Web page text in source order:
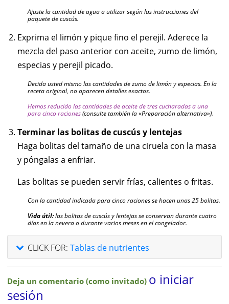
Ajuste la cantidad de agua a utilizar según las instrucciones del
paquete de cuscús.
Exprima el limón y pique fino el perejil. Aderece la
mezcla del paso anterior con aceite, zumo de limón,
especias y perejil picado.
Decida usted mismo las cantidades de zumo de limón y especias. En la
receta original, no aparecen detalles exactos.
Hemos reducido las cantidades de aceite de tres cucharadas a una
para cinco raciones(consulte también la «Preparación alternativa»).
Terminar las bolitas de cuscús y lentejas
Haga bolitas del tamaño de una ciruela con la masa
y póngalas a enfriar.
Las bolitas se pueden servir frías, calientes o fritas.
Con la cantidad indicada para cinco raciones se hacen unas 25 bolitas.
Vida útil:las bolitas de cuscús y lentejas se conservan durante cuatro
días en la nevera o durante varios meses en el congelador.
CLICK FOR: Tablas de nutrientes
Deja un comentario (como invitado) o iniciar
sesión